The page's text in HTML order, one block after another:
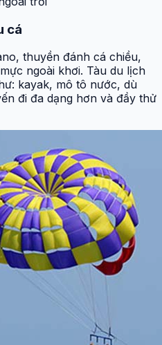
cá
thuyền đánh cá chiều,
ngoài khơi. Tàu du lịch
kayak, mô tô nước, dù
đi đa dạng hơn và đầy thử